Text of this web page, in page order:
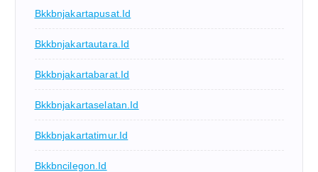
Bkkbnjakartapusat.id
Bkkbnjakartautara.id
Bkkbnjakartabarat.id
Bkkbnjakartaselatan.id
Bkkbnjakartatimur.id
Bkkbncilegon.id